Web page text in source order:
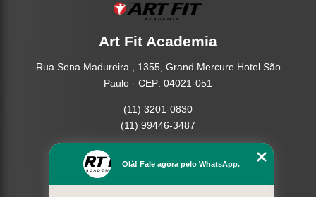
Art Fit Academia
Rua Sena Madureira , 1355, Grand Mercure Hotel São
Paulo - CEP: 04021-051
(11) 3201-0830
(11) 99446-3487
Empresa
Missão
Olá! Fale agora pelo WhatsApp.